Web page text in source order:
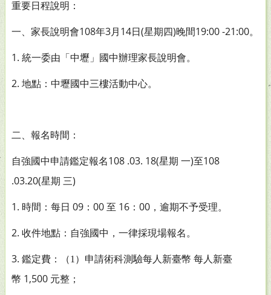
重要日程說明：
一、家長說明會108年3月 14日 (星期四)晚間19:00 -21:00。
1. 統一委由「中壢」國中辦理家長說明會。
2. 地點：中壢國中三樓活動中心。
二、報名時間：
自強國中申請鑑定報名108 .03. 18(星期 一)至108
.03.20(星期 三)
1. 時間：每日 09 ： 00 至 16 ： 00 ，逾期不予受理。
2. 收件地點：自強國中，一律採現場報名。
3. 鑑定費：（1）申請術科測驗每人新臺幣 每人新臺
幣 1,500 元整；